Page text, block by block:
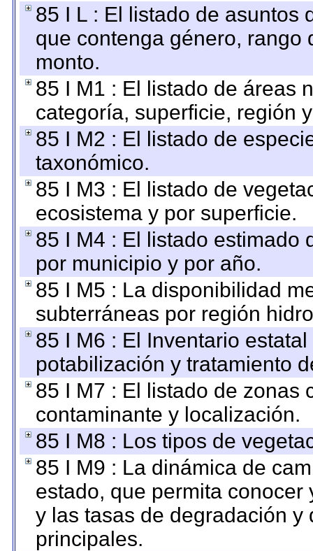
85 I L : El listado de asuntos
que contenga género, rango
monto.
85 I M1 : El listado de áreas
categoría, superficie, región
85 I M2 : El listado de
taxonómico.
85 I M3 : El listado de
ecosistema y por superficie.
85 I M4 : El listado estimado
por municipio y por año.
85 I M5 : La disponibilidad
subterráneas por región
85 I M6 : El Inventario
potabilización y tratamiento
85 I M7 : El listado de zonas
contaminante y localización.
85 I M8 : Los tipos de
85 I M9 : La dinámica de
estado, que permita
y las tasas de degradación
principales.